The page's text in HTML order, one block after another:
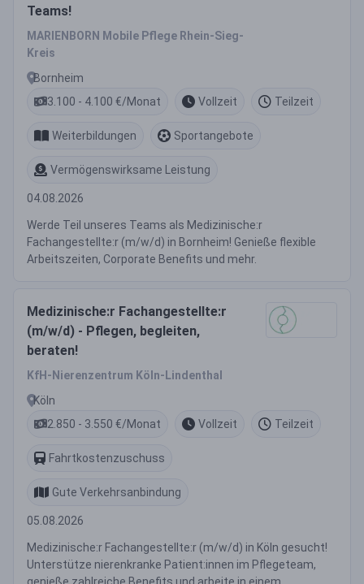
Teams!
MARIENBORN Mobile Pflege Rhein-Sieg-
Kreis
Bornheim
3.100 - 4.100 €/Monat
Vollzeit Teilzeit
Weiterbildungen Sportangebote
Vermögenswirksame Leistung
04.08.2026
Werde Teil unseres Teams als Medizinische:r
Fachangestellte:r (m/w/d) in Bornheim! Genieße flexible
Arbeitszeiten, Corporate Benefits und mehr.
Medizinische:r Fachangestellte:r
(m/w/d) - Pflegen, begleiten,
beraten!
KfH-Nierenzentrum Köln-Lindenthal
Köln
2.850 - 3.550 €/Monat
Vollzeit Teilzeit
Fahrtkostenzuschuss
Gute Verkehrsanbindung
05.08.2026
Medizinische:r Fachangestellte:r (m/w/d) in Köln gesucht!
Unterstütze nierenkranke Patient:innen im Pflegeteam,